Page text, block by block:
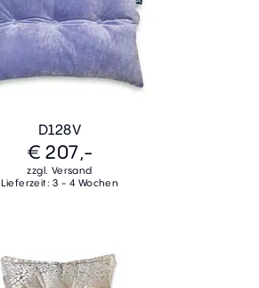
D128V
€ 207,-
zzgl. Versand
Lieferzeit: 3 - 4 Wochen